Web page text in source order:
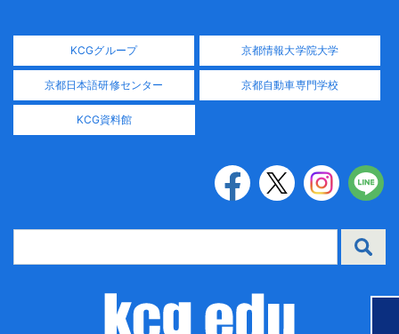
KCGグループ 京都情報大学院大学
京都日本語研修センター 京都自動車専門学校
KCG資料館